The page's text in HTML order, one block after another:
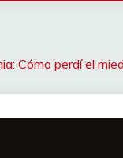
Cómo perdí el